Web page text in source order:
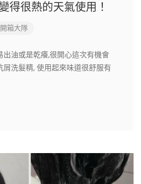
得很熱的天氣使用！
開箱大隊
出油或是乾癢,很開心這次有機會
屑洗髮精, 使用起來味道很舒服有